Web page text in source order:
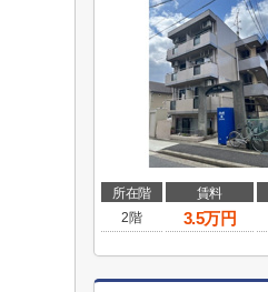
所在階 賃料
2階
3.5万円